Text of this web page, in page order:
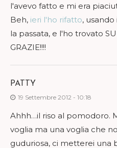
l'avevo fatto e mi era
Beh, ieri l'ho rifatto,
la passata, e l'ho trovato
GRAZIE!!!!
PATTY
19 Settembre 2012 - 10:18
Ahhh…il riso al pomodoro.
voglia ma una voglia che
guduriosa, ci metterei una